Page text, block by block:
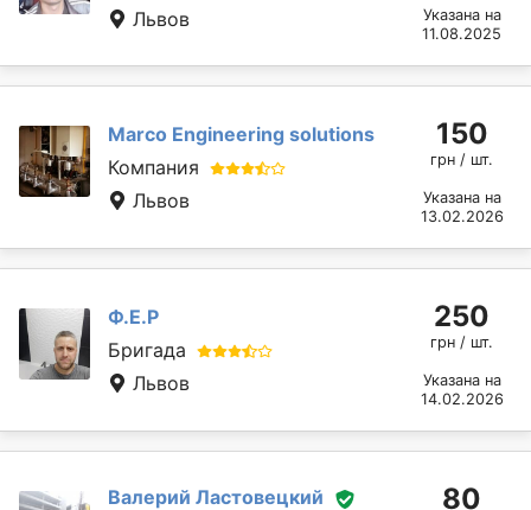
Львов
Указана на
11.08.2025
Marcо Engineering solutions
Компания
Львов
150
грн / шт.
Указана на
13.02.2026
Ф.Е.Р
Бригада
Львов
250
грн / шт.
Указана на
14.02.2026
Валерий Ластовецкий
80